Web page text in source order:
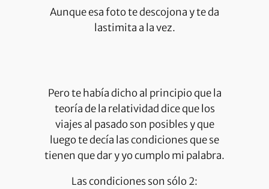
Aunque esa foto te descojona y te da
lastimita a la vez.
Pero te había dicho al principio que la
teoría de la relatividad dice que los
viajes al pasado son posibles y que
luego te decía las condiciones que se
tienen que dar y yo cumplo mi palabra.
Las condiciones son sólo 2: